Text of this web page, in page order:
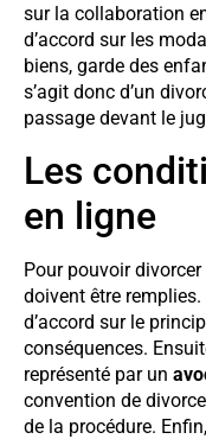
sur la collaboration
d’accord sur les
biens, garde des
s’agit donc d’un
passage devant le
Les
en ligne
Pour pouvoir
doivent être remplies.
d’accord sur le
conséquences.
représenté par un
convention de
de la procédure.